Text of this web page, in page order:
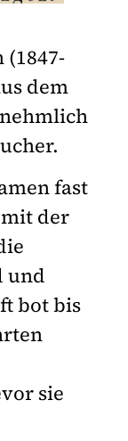
(1847-
dem
fast
der
und
bot bis
sie